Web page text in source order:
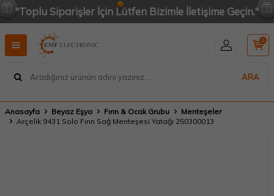
"Toplu Siparişler İçin Lütfen Bizimle İletişime Geçin."
ARA
0
Anasayfa Beyaz Eşya Fırın & Ocak Grubu
Menteşeler
Arçelik 9431 Solo Fırın Sağ Menteşesi Yatağı 250300013